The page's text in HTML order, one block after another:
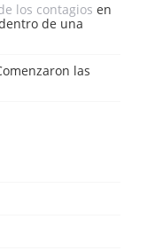
los contagios en
de una
las